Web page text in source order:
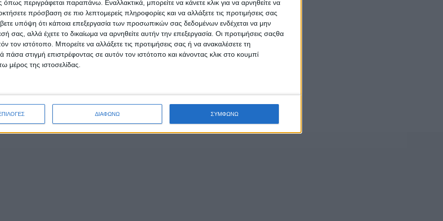
περιγράφεται παραπάνω. Εναλλακτικά, μπορείτε να κάνετε κλικ για να αρνηθείτε να
πρόσβαση σε πιο λεπτομερείς πληροφορίες και να αλλάξετε τις προτιμήσεις σας
υπόψη ότι κάποια επεξεργασία των προσωπικών σας δεδομένων ενδέχεται να μην
σας, αλλά έχετε το δικαίωμα να αρνηθείτε αυτήν την επεξεργασία. Οι προτιμήσεις σαςθα
τον ιστότοπο. Μπορείτε να αλλάξετε τις προτιμήσεις σας ή να ανακαλέσετε τη
στιγμή επιστρέφοντας σε αυτόν τον ιστότοπο και κάνοντας κλικ στο κουμπί
μέρος της ιστοσελίδας.
ΔΙΑΦΩΝΩ ΣΥΜΦΩΝΩ